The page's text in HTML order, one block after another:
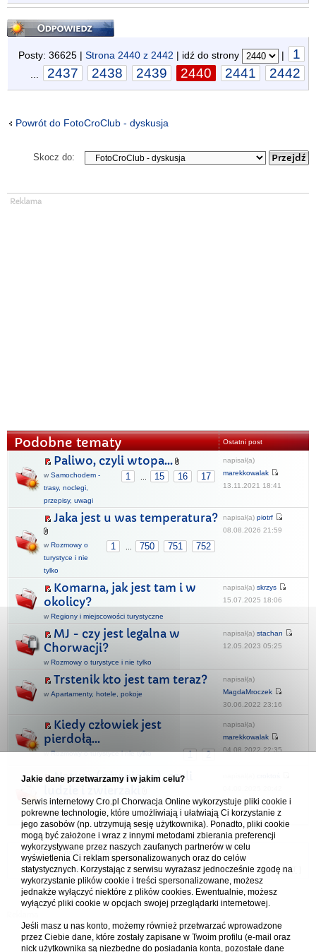
Odpowiedz
Posty: 36625 | Strona 2440 z 2442 | idź do strony | 1
... 2437 2438 2439 2440 2441 2442
Powrót do FotoCroClub - dyskusja
Skocz do:
Podobne tematy Ostatni post
Paliwo, czyli wtopa...
1 ... 15 16 17
w Samochodem -
trasy, noclegi,
przepisy, uwagi
napisał(a)
marekkowalak
13.11.2021 18:41
Jaka jest u was temperatura?
1 ... 750 751 752
w Rozmowy o
turystyce i nie
tylko
napisał(a) piotrf
08.08.2026 21:59
Komarna, jak jest tam i w
okolicy?
w Regiony i miejscowości turystyczne
napisał(a) skrzys
15.07.2025 18:06
MJ - czy jest legalna w
Chorwacji?
w Rozmowy o turystyce i nie tylko
napisał(a) stachan
12.05.2023 05:25
Trstenik kto jest tam teraz?
w Apartamenty, hotele, pokoje
napisał(a)
MagdaMroczek
30.06.2022 23:16
Kiedy człowiek jest
pierdołą...
1 2
wRozmowy o turystyce i nie tylko
napisał(a)
marekkowalak
04.08.2022 22:35
Natura (ożywiona), czyli
1 ... 257 258 259
wFotoCroClub
- dyskusja
Forum Chorwacja Online - Cro.pl
Usuń ciasteczka• Strefa czasowa: UTC + 1 (Polska - czas zimowy) [ DST
Jakie dane przetwarzamy i w jakim celu?
Serwis internetowy Cro.pl Chorwacja Online wykorzystuje pliki cookie i
pokrewne technologie, które umożliwiają i ułatwiają Ci korzystanie z
jego zasobów (np. utrzymują sesję użytkownika). Ponadto, pliki cookie
mogą być założone i wraz z innymi metodami zbierania preferencji
wykorzystywane przez naszych zaufanych partnerów w celu
wyświetlenia Ci reklam spersonalizowanych oraz do celów
statystycznych. Korzystając z serwisu wyrażasz jednocześnie zgodę na
wykorzystanie plików cookie i treści spersonalizowane, możesz
jednakże wyłączyć niektóre z plików cookies. Ewentualnie, możesz
wyłączyć pliki cookie w opcjach swojej przeglądarki internetowej.
Jeśli masz u nas konto, możemy również przetwarzać wprowadzone
przez Ciebie dane, które zostały zapisane w Twoim profilu (e-mail oraz
nick użytkownika są niezbędne do posiadania konta, pozostałe dane